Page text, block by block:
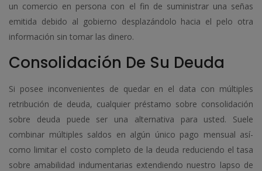
un comercio en persona con el fin de suministrar una señas
emitida debido al gobierno desplazándolo hacia el pelo otra
información sin tomar las dinero.
Consolidación De Su Deuda
Si posee inconvenientes de quedar en el data con múltiples
retribución de deuda, cualquier préstamo sobre consolidación
sobre deuda puede ser una alternativa para usted. Suele
combinar múltiples saldos en algún único pago mensual así­
como limitar el costo completo de la deuda reduciendo el tasa
sobre amabilidad indumentarias extendiendo nuestro lapso de